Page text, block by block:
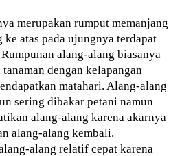
merupakan rumput memanjang
atas pada ujungnya terdapat
alang-alang biasanya
dengan kelapangan
matahari. Alang-alang
sering dibakar petani namun
alang-alang karena akarnya
alang-alang kembali.
alang relatif cepat karena